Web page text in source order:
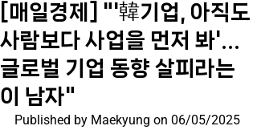
[매일경제] "'韓기업, 아직도
사람보다 사업을 먼저 봐'...
글로벌 기업 동향 살피라는
이 남자"
Published by Maekyung on 06/05/2025